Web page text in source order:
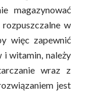
magazynować
w
więc zapewnić
i witamin, należy
wraz z
jest
I